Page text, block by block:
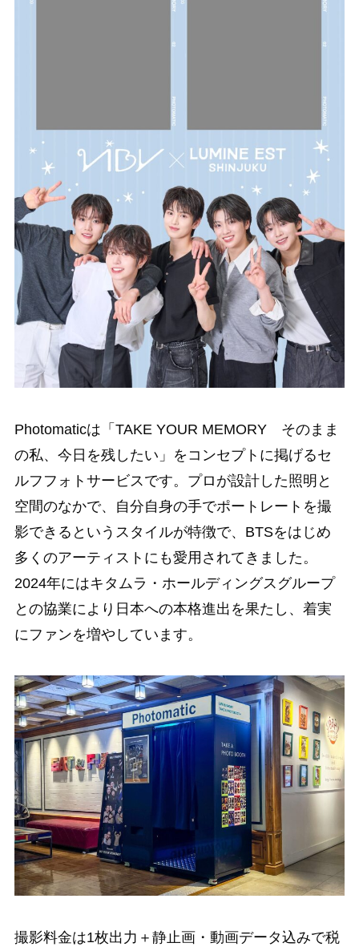
Photomaticは「TAKE YOUR MEMORY そのまま
の私、今日を残したい」をコンセプトに掲げるセ
ルフフォトサービスです。プロが設計した照明と
空間のなかで、自分自身の手でポートレートを撮
影できるというスタイルが特徴で、BTSをはじめ
多くのアーティストにも愛用されてきました。
2024年にはキタムラ・ホールディングスグループ
との協業により日本への本格進出を果たし、着実
にファンを増やしています。
撮影料金は1枚出力＋静止画・動画データ込みで税